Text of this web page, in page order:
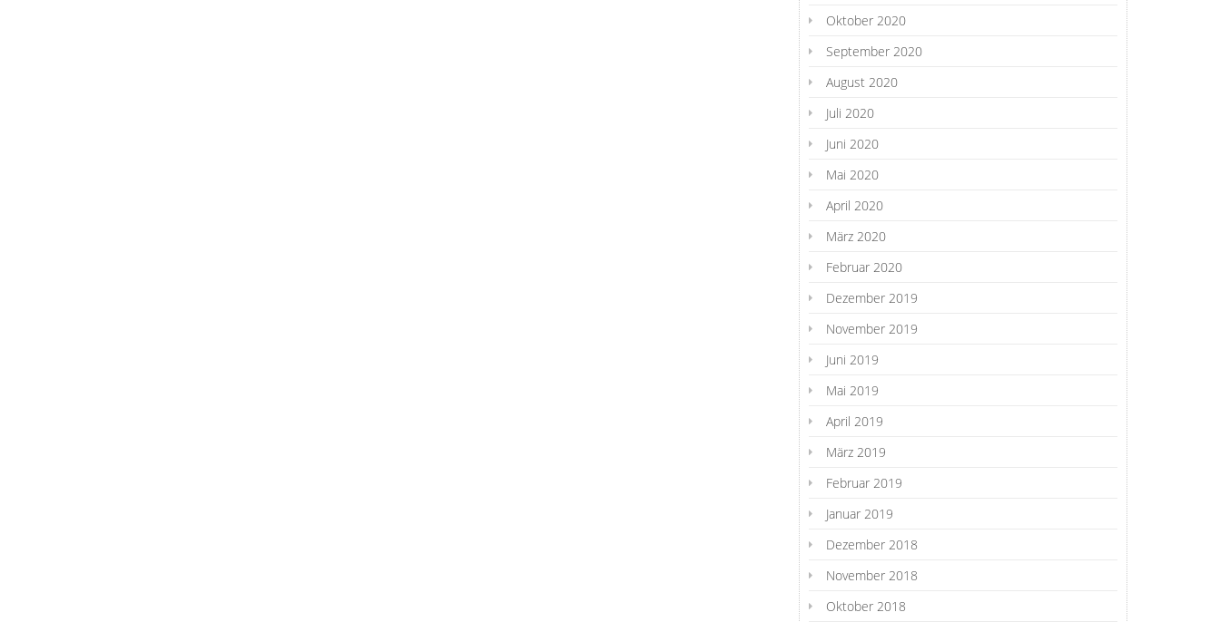
Oktober 2020
September 2020
August 2020
Juli 2020
Juni 2020
Mai 2020
April 2020
März 2020
Februar 2020
Dezember 2019
November 2019
Juni 2019
Mai 2019
April 2019
März 2019
Februar 2019
Januar 2019
Dezember 2018
November 2018
Oktober 2018